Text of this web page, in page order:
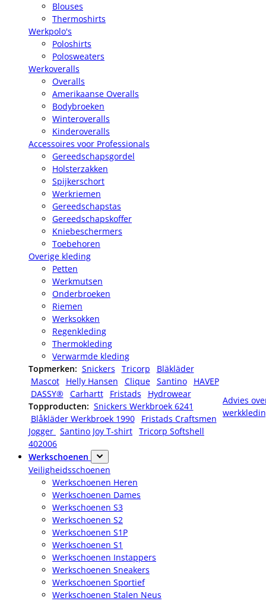
Blouses
Thermoshirts
Werkpolo's
Poloshirts
Polosweaters
Werkoveralls
Overalls
Amerikaanse Overalls
Bodybroeken
Winteroveralls
Kinderoveralls
Accessoires voor Professionals
Gereedschapsgordel
Holsterzakken
Spijkerschort
Werkriemen
Gereedschapstas
Gereedschapskoffer
Kniebeschermers
Toebehoren
Overige kleding
Petten
Werkmutsen
Onderbroeken
Riemen
Werksokken
Regenkleding
Thermokleding
Verwarmde kleding
Topmerken: Snickers Tricorp
Bläkläder
Mascot
Helly Hansen Clique Santino
HAVEP
DASSY®
Carhartt Fristads
Hydrowear
Topproducten: Snickers Werkbroek 6241
Blåkläder Werkbroek 1990
Fristads Craftsmen
Jogger Santino Joy T-shirt Tricorp Softshell
402006
Advies
Werkschoenen
Veiligheidsschoenen
Werkschoenen Heren
Werkschoenen Dames
Werkschoenen S3
Werkschoenen S2
Werkschoenen S1P
Werkschoenen S1
Werkschoenen Instappers
Werkschoenen Sneakers
Werkschoenen Sportief
Werkschoenen Stalen Neus